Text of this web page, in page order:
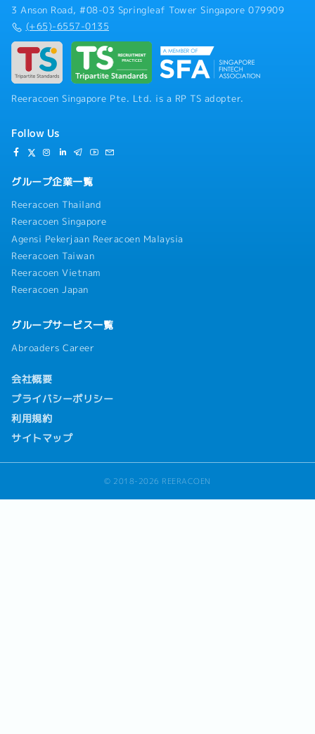
3 Anson Road, #08-03 Springleaf Tower Singapore 079909
(+65)-6557-0135
Reeracoen Singapore Pte. Ltd. is a RP TS adopter.
Follow Us
グループ企業一覧
Reeracoen Thailand
Reeracoen Singapore
Agensi Pekerjaan Reeracoen Malaysia
Reeracoen Taiwan
Reeracoen Vietnam
Reeracoen Japan
グループサービス一覧
Abroaders Career
会社概要
プライバシーポリシー
利用規約
サイトマップ
© 2018-2026 REERACOEN